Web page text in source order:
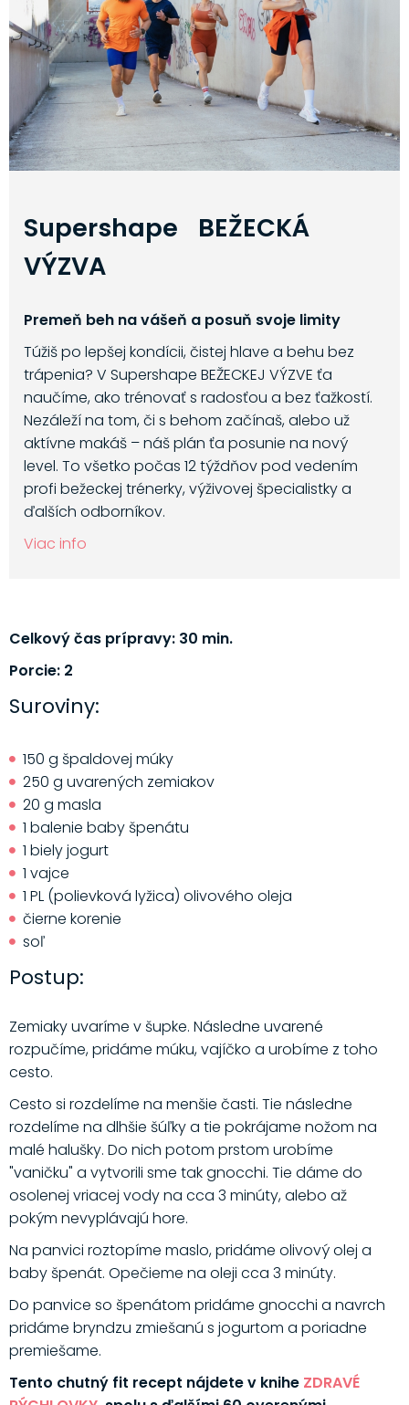
Supershape BEŽECKÁ
VÝZVA
Premeň beh na vášeň a posuň svoje limity
Túžiš po lepšej kondícii, čistej hlave a behu bez
trápenia? V Supershape BEŽECKEJ VÝZVE ťa
naučíme, ako trénovať s radosťou a bez ťažkostí.
Nezáleží na tom, či s behom začínaš, alebo už
aktívne makáš – náš plán ťa posunie na nový
level. To všetko počas 12 týždňov pod vedením
profi bežeckej trénerky, výživovej špecialistky a
ďalších odborníkov.
Viac info
Celkový čas prípravy: 30 min.
Porcie: 2
Suroviny:
150 g špaldovej múky
250 g uvarených zemiakov
20 g masla
1 balenie baby špenátu
1 biely jogurt
1 vajce
1 PL (polievková lyžica) olivového oleja
čierne korenie
soľ
Postup:
Zemiaky uvaríme v šupke. Následne uvarené
rozpučíme, pridáme múku, vajíčko a urobíme z toho
cesto.
Cesto si rozdelíme na menšie časti. Tie následne
rozdelíme na dlhšie šúľky a tie pokrájame nožom na
malé halušky. Do nich potom prstom urobíme
"vaničku" a vytvorili sme tak gnocchi. Tie dáme do
osolenej vriacej vody na cca 3 minúty, alebo až
pokým nevyplávajú hore.
Na panvici roztopíme maslo, pridáme olivový olej a
baby špenát. Opečieme na oleji cca 3 minúty.
Do panvice so špenátom pridáme gnocchi a navrch
pridáme bryndzu zmiešanú s jogurtom a poriadne
premiešame.
Tento chutný fit recept nájdete v knihe ZDRAVÉ